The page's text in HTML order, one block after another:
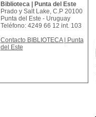
Biblioteca | Punta del Este
Prado y Salt Lake, C.P 20100
Punta del Este - Uruguay
Teléfono: 4249 66 12 int. 103
Contacto BIBLIOTECA | Punta
del Este